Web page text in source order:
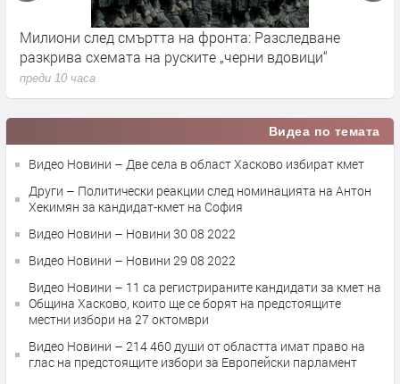
Германските служби разследват руски опити за
влияние върху местния вот през септември
преди 11 часа
Видеа по темата
Видео Новини – Две села в област Хасково избират кмет
Други – Политически реакции след номинацията на Антон
Хекимян за кандидат-кмет на София
Видео Новини – Новини 30 08 2022
Видео Новини – Новини 29 08 2022
Видео Новини – 11 са регистрираните кандидати за кмет на
Община Хасково, които ще се борят на предстоящите
местни избори на 27 октомври
Видео Новини – 214 460 души от областта имат право на
глас на предстоящите избори за Европейски парламент